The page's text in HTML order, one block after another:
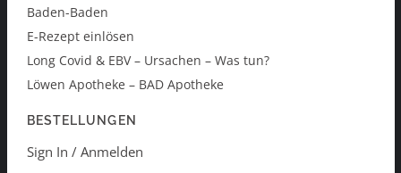
Baden-Baden
E-Rezept einlösen
Long Covid & EBV – Ursachen – Was tun?
Löwen Apotheke – BAD Apotheke
BESTELLUNGEN
Sign In / Anmelden